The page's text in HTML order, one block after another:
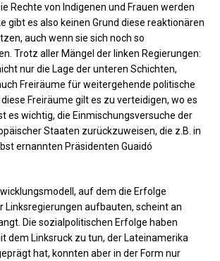
Rechte von Indigenen und Frauen werden
gibt es also keinen Grund diese reaktionären
auch wenn sie sich noch so
Trotz aller Mängel der linken Regierungen:
nur die Lage der unteren Schichten,
Freiräume für weitergehende politische
Freiräume gilt es zu verteidigen, wo es
es wichtig, die Einmischungsversuche der
Staaten zurückzuweisen, die z.B. in
ernannten Präsidenten Guaidó
auf dem die Erfolge
Linksregierungen aufbauten, scheint an
Die sozialpolitischen Erfolge haben
dem Linksruck zu tun, der Lateinamerika
hat, konnten aber in der Form nur